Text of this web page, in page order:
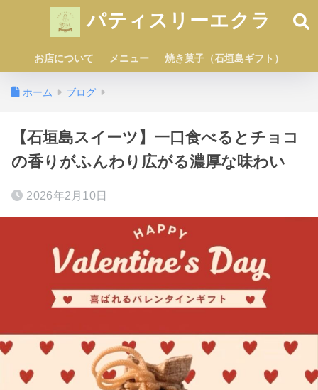
パティスリーエクラ
お店について メニュー 焼き菓子（石垣島ギフト）
ホーム ブログ
【石垣島スイーツ】一口食べるとチョコ
の香りがふんわり広がる濃厚な味わい
2026年2月10日